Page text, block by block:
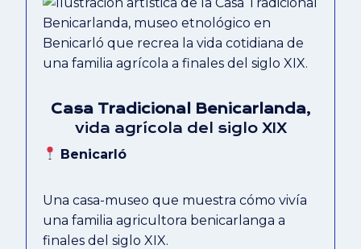
Casa Tradicional Benicarlanda,
vida agrícola del siglo XIX
Benicarló
Una casa-museo que muestra cómo vivía
una familia agricultora benicarlanga a
finales del siglo XIX.